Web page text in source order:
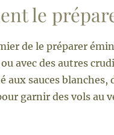
le
de le préparer
avec des autres
aux sauces blanches,
garnir des vols au